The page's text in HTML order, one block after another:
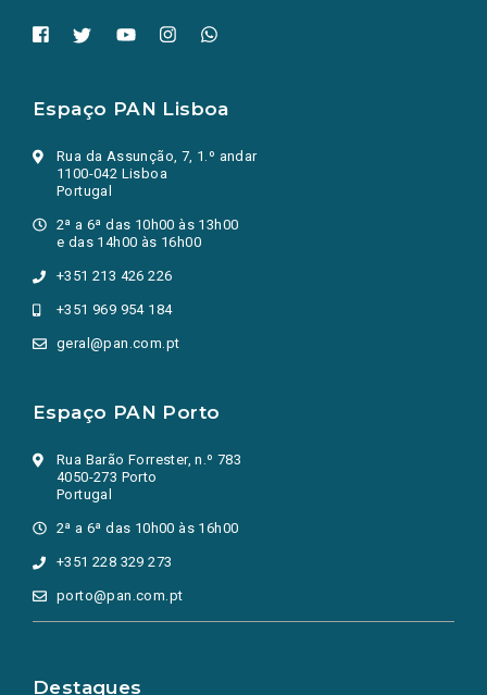
Espaço PAN Lisboa
Rua da Assunção, 7, 1.º andar
1100-042 Lisboa
Portugal
2ª a 6ª das 10h00 às 13h00
e das 14h00 às 16h00
+351 213 426 226
+351 969 954 184
geral@pan.com.pt
Espaço PAN Porto
Rua Barão Forrester, n.º 783
4050-273 Porto
Portugal
2ª a 6ª das 10h00 às 16h00
+351 228 329 273
porto@pan.com.pt
Destaques